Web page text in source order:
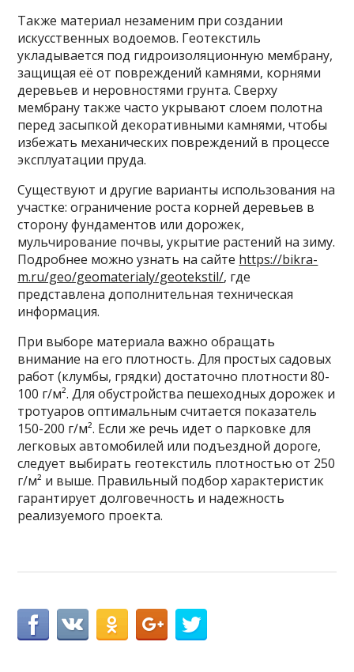
Также материал незаменим при создании
искусственных водоемов. Геотекстиль
укладывается под гидроизоляционную мембрану,
защищая её от повреждений камнями, корнями
деревьев и неровностями грунта. Сверху
мембрану также часто укрывают слоем полотна
перед засыпкой декоративными камнями, чтобы
избежать механических повреждений в процессе
эксплуатации пруда.
Существуют и другие варианты использования на
участке: ограничение роста корней деревьев в
сторону фундаментов или дорожек,
мульчирование почвы, укрытие растений на зиму.
Подробнее можно узнать на сайте https://bikra-
m.ru/geo/geomaterialy/geotekstil/, где
представлена дополнительная техническая
информация.
При выборе материала важно обращать
внимание на его плотность. Для простых садовых
работ (клумбы, грядки) достаточно плотности 80-
100 г/м². Для обустройства пешеходных дорожек и
тротуаров оптимальным считается показатель
150-200 г/м². Если же речь идет о парковке для
легковых автомобилей или подъездной дороге,
следует выбирать геотекстиль плотностью от 250
г/м² и выше. Правильный подбор характеристик
гарантирует долговечность и надежность
реализуемого проекта.